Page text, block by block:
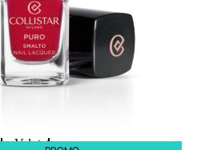
Fragranze
Nature
Donna
L’OCCITANE
EDT
Valutato